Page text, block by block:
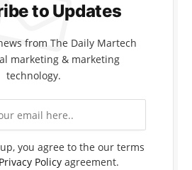
to Updates
from The Daily Martech
marketing & marketing
technology.
you agree to the our terms
Privacy Policyagreement.